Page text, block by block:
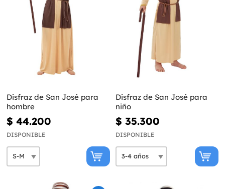
Disfraz de San José para
hombre
$ 44.200
DISPONIBLE
Disfraz de San José para
niño
$ 35.300
DISPONIBLE